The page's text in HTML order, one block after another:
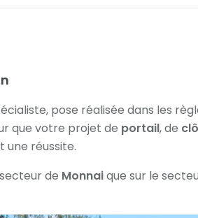
pose réalisée dans les
que votre projet de portail, de
une réussite.
de Monnaique sur le